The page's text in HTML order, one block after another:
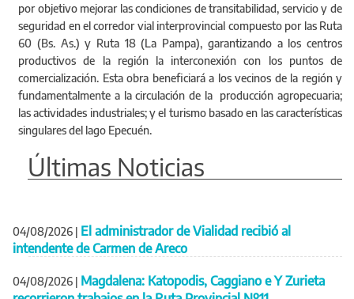
por objetivo mejorar las condiciones de transitabilidad, servicio y de
seguridad en el corredor vial interprovincial compuesto por las Ruta
60 (Bs. As.) y Ruta 18 (La Pampa), garantizando a los centros
productivos de la región la interconexión con los puntos de
comercialización. Esta obra beneficiará a los vecinos de la región y
fundamentalmente a la circulación de la producción agropecuaria;
las actividades industriales; y el turismo basado en las características
singulares del lago Epecuén.
Últimas Noticias
04/08/2026 | El administrador de Vialidad recibió al
intendente de Carmen de Areco
04/08/2026 | Magdalena: Katopodis, Caggiano e Y Zurieta